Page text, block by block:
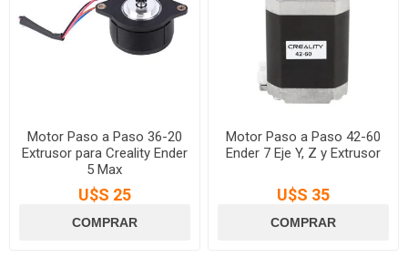
Motor Paso a Paso 36-20
Extrusor para Creality Ender
5 Max
U$S 25
Motor Paso a Paso 42-60
Ender 7 Eje Y, Z y Extrusor
U$S 35